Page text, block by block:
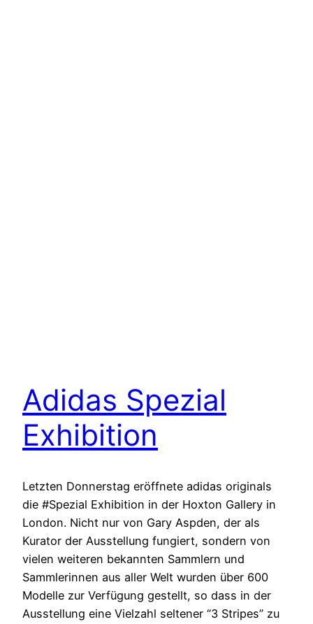
Adidas Spezial
Exhibition
Letzten Donnerstag eröffnete adidas originals
die #Spezial Exhibition in der Hoxton Gallery in
London. Nicht nur von Gary Aspden, der als
Kurator der Ausstellung fungiert, sondern von
vielen weiteren bekannten Sammlern und
Sammlerinnen aus aller Welt wurden über 600
Modelle zur Verfügung gestellt, so dass in der
Ausstellung eine Vielzahl seltener “3 Stripes” zu